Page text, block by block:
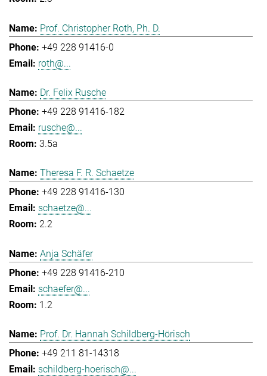
Prof. Christopher Roth, Ph. D.
+49 228 91416-0
roth@...
Dr. Felix Rusche
+49 228 91416-182
rusche@...
3.5a
Theresa F. R. Schaetze
+49 228 91416-130
schaetze@...
2.2
Anja Schäfer
+49 228 91416-210
schaefer@...
1.2
Prof. Dr. Hannah Schildberg-Hörisch
+49 211 81-14318
schildberg-hoerisch@...